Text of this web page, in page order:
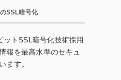
SSL暗号化
ットSSL暗号化技術採用
報を最高水準のセキュ
ます。